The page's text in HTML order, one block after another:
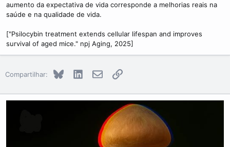
aumento da expectativa de vida corresponde a melhorias reais na
saúde e na qualidade de vida.
["Psilocybin treatment extends cellular lifespan and improves
survival of aged mice." npj Aging, 2025]
Compartilhar: Bluesky LinkedInE-mailLink